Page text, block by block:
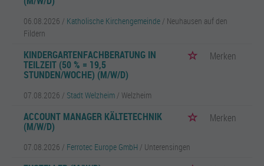
06.08.2026 / Katholische Kirchengemeinde / Neuhausen auf den
Fildern
KINDERGARTENFACHBERATUNG IN
TEILZEIT (50 % = 19,5
STUNDEN/WOCHE) (M/W/D)
Merken
07.08.2026 / Stadt Welzheim / Welzheim
ACCOUNT MANAGER KÄLTETECHNIK
(M/W/D)
Merken
07.08.2026 / Ferrotec Europe GmbH / Unterensingen